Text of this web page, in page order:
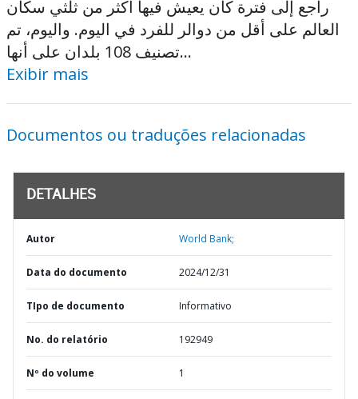
راجع إلى فترة كان يعيش فيها أكثر من ثلثي سكان
العالم على أقل من دوالر للفرد في اليوم. واليوم، تم
تصنيف 108 بلدان على أنها...
Exibir mais
Documentos ou traduções relacionadas
DETALHES
Autor World Bank;
Data do documento 2024/12/31
TIpo de documento Informativo
No. do relatório 192949
Nº do volume 1